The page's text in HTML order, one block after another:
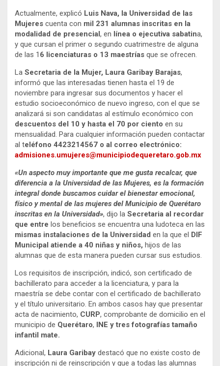
Actualmente, explicó Luis Nava, la Universidad de las
Mujeres cuenta con mil 231 alumnas inscritas en la
modalidad de presencial, en línea o ejecutiva sabatina,
y que cursan el primer o segundo cuatrimestre de alguna
de las 1 6 licenciaturas o 13 maestrías que se ofrecen.
La Secretaria de la Mujer, Laura Garibay Barajas,
informó que las interesadas tienen hasta el 19 de
noviembre para ingresar sus documentos y hacer el
estudio socioeconómico de nuevo ingreso, con el que se
analizará si son candidatas al estímulo económico con
descuentos del 10 y hasta el 70 por ciento en su
mensualidad. Para cualquier información pueden contactar
al teléfono 4423214567 o al correo electrónico:
admisiones.umujeres@municipiodequeretaro.gob.mx
«Un aspecto muy importante que me gusta recalcar, que
diferencia a la Universidad de las Mujeres, es la formación
integral donde buscamos cuidar el bienestar emocional,
físico y mental de las mujeres del Municipio de Querétaro
inscritas en la Universidad», dijo la Secretaria al recordar
que entre los beneficios se encuentra una ludoteca en las
mismas instalaciones de la Universidad en la que el DIF
Municipal atiende a 40 niñas y niños, hijos de las
alumnas que de esta manera pueden cursar sus estudios.
Los requisitos de inscripción, indicó, son certificado de
bachillerato para acceder a la licenciatura, y para la
maestría se debe contar con el certificado de bachillerato
y el título universitario. En ambos casos hay que presentar
acta de nacimiento, CURP, comprobante de domicilio en el
municipio de Querétaro, INE y tres fotografías tamaño
infantil mate.
Adicional, Laura Garibay destacó que no existe costo de
inscripción ni de reinscripción y que a todas las alumnas